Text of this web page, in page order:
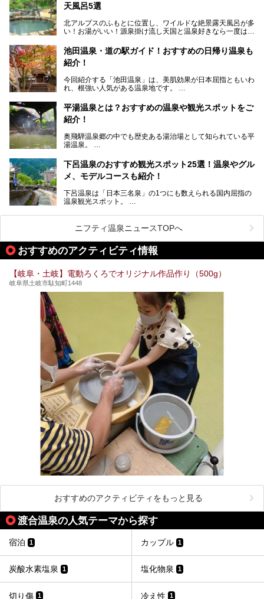
そして大浴場は日帰り入浴もできるんですよ。泊まりでも日
岐阜の手仕事に触れる旅とともに楽しんでみてはいかがでし
ょう！
───
提供元：岐阜県【PR】
この記事は岐阜県のPR記事です。
天風呂5選
北アルプスのふもとに位置し、ワイルドな絶景露天風呂が多
い！お湯がいい！源泉掛け流し天国と温泉好きなら一度は行
「平湯温泉」「福地温泉」「新平湯温泉」「栃尾温泉」「新
穂高温泉」と5つの温泉地を総称して奥飛騨温泉郷と呼びま
風呂を5ヶ所ご紹介したいと思います。いずれも素晴らしい
温泉ですよ！
池田温泉・道の駅ガイド！おすすめの日帰り温泉も
紹介！
今回紹介する「池田温泉」は、美肌効果が日本屈指ともいわ
れ、根強い人気がある温泉地です。
温泉旅として利用することができます。
池田温泉には道の駅があるなど、温泉、観光、買い物と、さ
そんな池田温泉の魅力を詳しく紹介していきます！
平湯温泉とは？おすすめの温泉や観光スポットをご
紹介！
奥飛騨温泉郷の中でも歴史ある湯治場として知られている平
湯温泉。
らの利用客も増え、ますます賑わいを見せています。そこで
今回は、平湯温泉の観光スポットとおすすめの温泉施設を紹
介します。気になる温泉をぜひチェックしてみてください。
下呂温泉のおすすめ観光スポット25選！温泉やグル
メ、モデルコースも紹介！
下呂温泉は「日本三名泉」の1つにも数えられる国内屈指の
温泉観光スポット。
のグルメを楽しんだり、周辺にある名所にも足を伸ばしたり
したいもの。
本記事では、下呂温泉エリアにあるおすすめの観光スポット
をご紹介するとともに散策する際のモデルコースもご提案。
下呂温泉観光をたっぷりとガイドします！
ニフティ温泉ニュースTOPへ
おすすめのアクティビティ情報
【岐阜・土岐】電動ろくろでオリジナル作品作り（500g）
岐阜県土岐市駄知町1448
おすすめのアクティビティをもっと見る
渡合温泉の人気テーマから探す
宿泊 1 カップル 1
炭酸水素塩泉 1 塩化物泉 1
切り傷 1 冷え性 1